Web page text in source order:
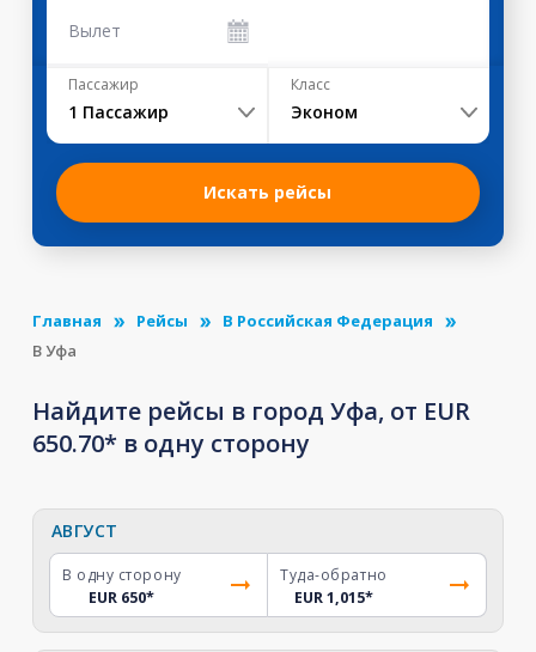
Вылет
Пассажир
1 Пассажир
Класс
Эконом
Искать рейсы
Главная Рейсы
В Российская Федерация
В Уфа
Найдите рейсы в город Уфа, от EUR
650.70* в одну сторону
АВГУСТ
В одну сторону
EUR 650*
Туда-обратно
EUR 1,015*